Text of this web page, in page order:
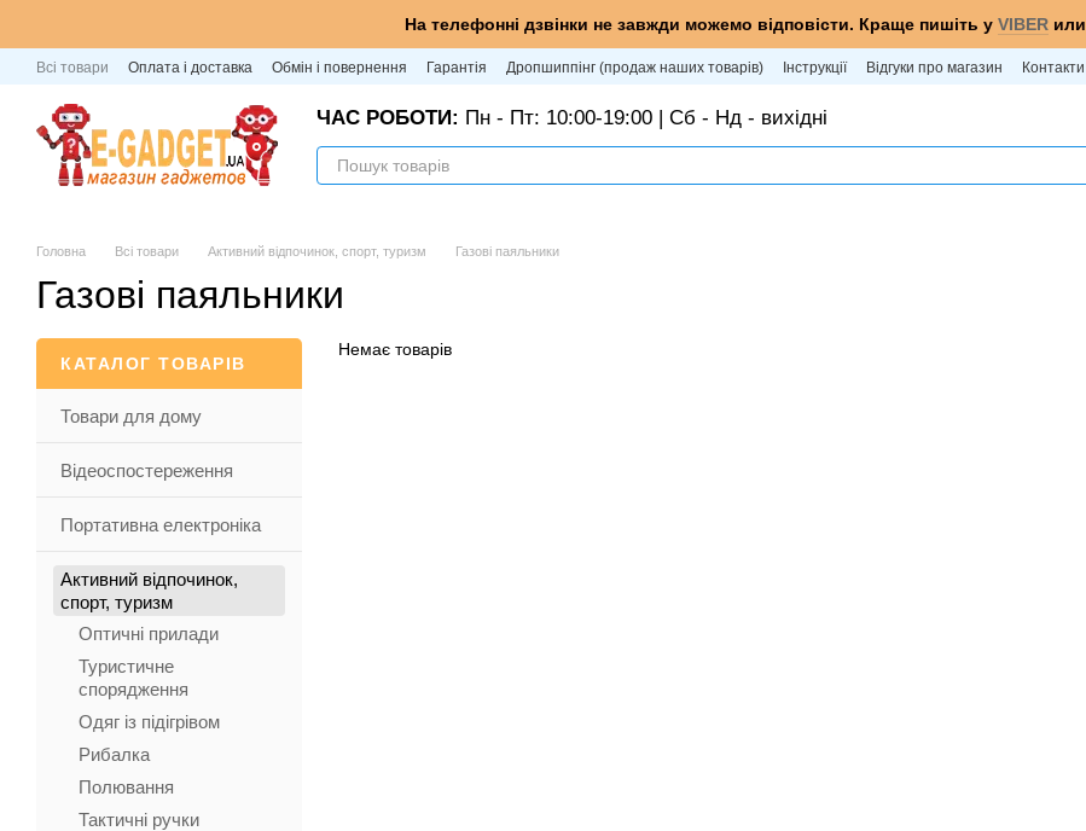
На телефонні дзвінки не завжди можемо відповісти. Краще пишіть у VIBER или
Всі товари Оплата і доставка Обмін і повернення Гарантія Дропшиппінг (продаж наших товарів) Інструкції Відгуки про магазин Контакти
ЧАС РОБОТИ: Пн - Пт: 10:00-19:00 | Сб - Нд - вихідні
Головна Всі товари Активний відпочинок, спорт, туризм Газові паяльники
Газові паяльники
Немає товарів
КАТАЛОГ ТОВАРІВ
Товари для дому
Відеоспостереження
Портативна електроніка
Активний відпочинок,
спорт, туризм
Оптичні прилади
Туристичне
спорядження
Одяг із підігрівом
Рибалка
Полювання
Тактичні ручки